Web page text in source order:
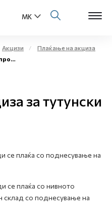
Акцизи
Плаќање на акциза
за тутунски
се плаќа со поднесување на
се плаќа со нивното
со поднесување на